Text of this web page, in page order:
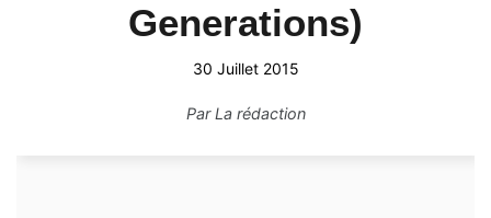
Generations)
30 Juillet 2015
ParLa rédaction